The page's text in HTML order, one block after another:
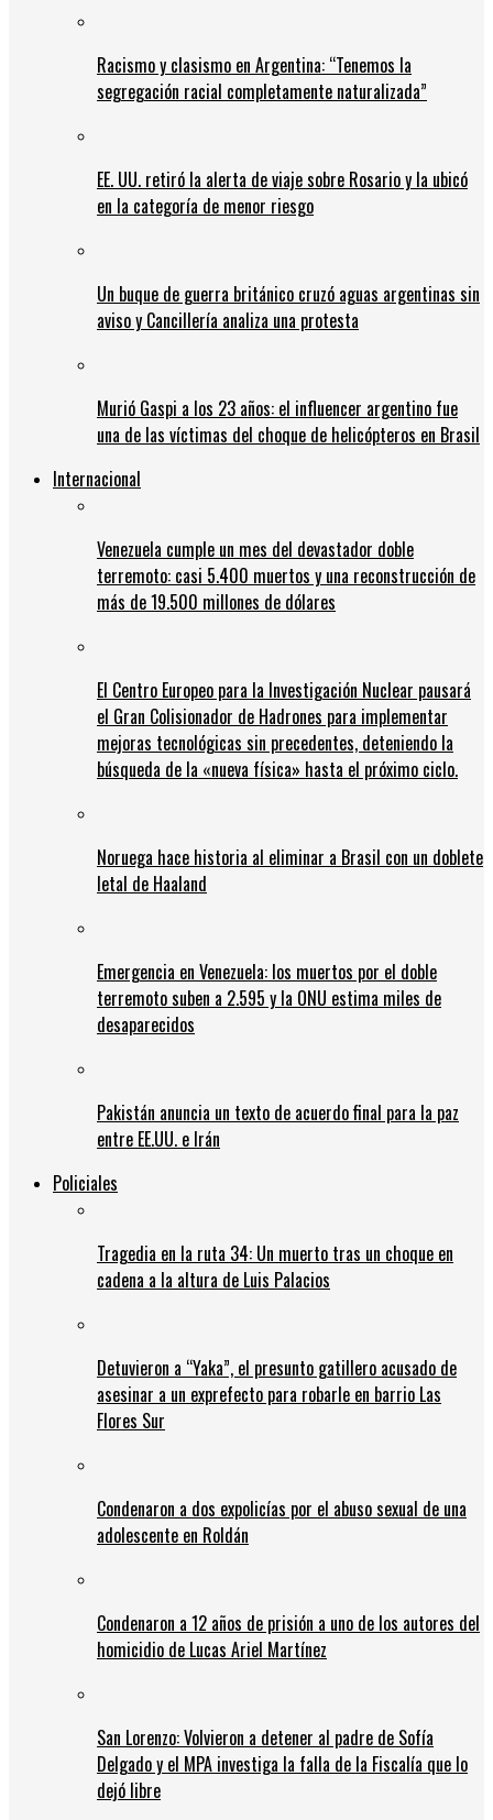
Racismo y clasismo en Argentina: “Tenemos la
segregación racial completamente naturalizada”
EE. UU. retiró la alerta de viaje sobre Rosario y la ubicó
en la categoría de menor riesgo
Un buque de guerra británico cruzó aguas argentinas sin
aviso y Cancillería analiza una protesta
Murió Gaspi a los 23 años: el influencer argentino fue
una de las víctimas del choque de helicópteros en Brasil
Internacional
Venezuela cumple un mes del devastador doble
terremoto: casi 5.400 muertos y una reconstrucción de
más de 19.500 millones de dólares
El Centro Europeo para la Investigación Nuclear pausará
el Gran Colisionador de Hadrones para implementar
mejoras tecnológicas sin precedentes, deteniendo la
búsqueda de la «nueva física» hasta el próximo ciclo.
Noruega hace historia al eliminar a Brasil con un doblete
letal de Haaland
Emergencia en Venezuela: los muertos por el doble
terremoto suben a 2.595 y la ONU estima miles de
desaparecidos
Pakistán anuncia un texto de acuerdo final para la paz
entre EE.UU. e Irán
Policiales
Tragedia en la ruta 34: Un muerto tras un choque en
cadena a la altura de Luis Palacios
Detuvieron a “Yaka”, el presunto gatillero acusado de
asesinar a un exprefecto para robarle en barrio Las
Flores Sur
Condenaron a dos expolicías por el abuso sexual de una
adolescente en Roldán
Condenaron a 12 años de prisión a uno de los autores del
homicidio de Lucas Ariel Martínez
San Lorenzo: Volvieron a detener al padre de Sofía
Delgado y el MPA investiga la falla de la Fiscalía que lo
dejó libre